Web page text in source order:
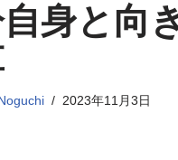
自身と向
2023年11月3日